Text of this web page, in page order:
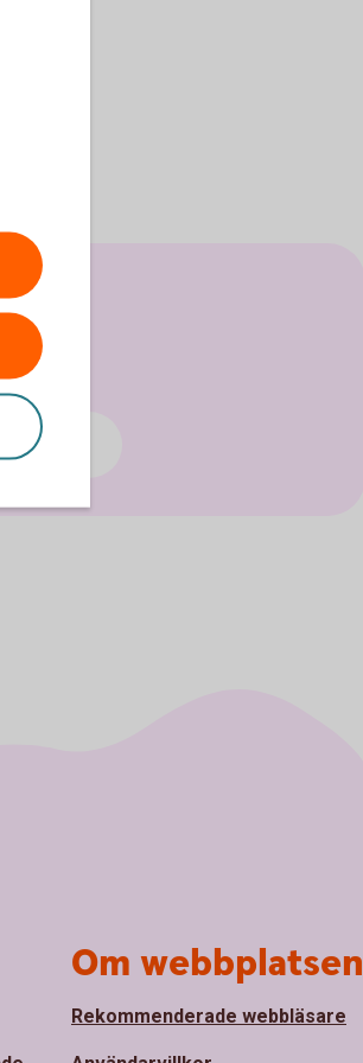
Om webbplatsen
Rekommenderade webbläsare